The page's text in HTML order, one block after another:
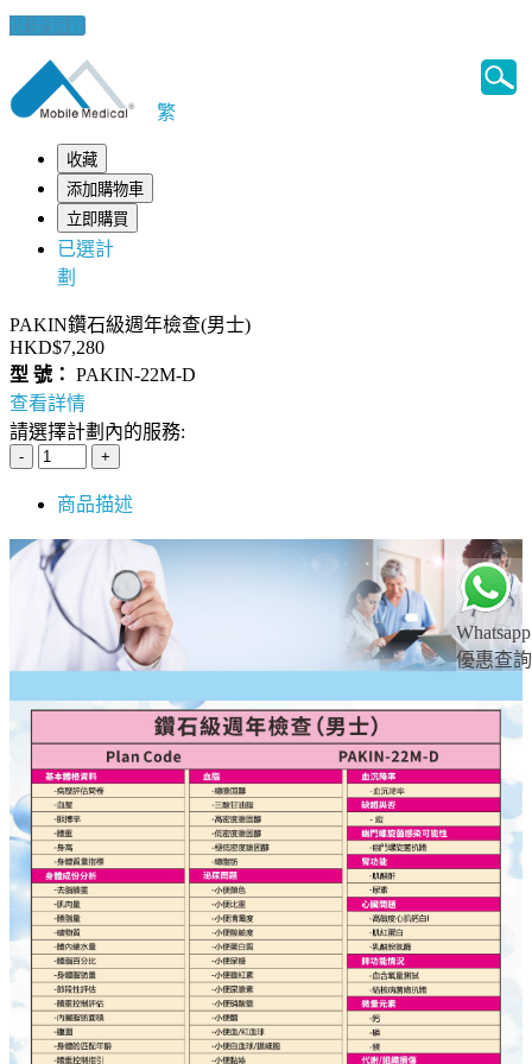
健康錦囊
Whatsapp
優惠查詢
繁
收藏
添加購物車
立即購買
已選計
劃
PAKIN鑽石級週年檢查(男士)
HKD$7,280
型 號： PAKIN-22M-D
查看詳情
請選擇計劃內的服務:
商品描述